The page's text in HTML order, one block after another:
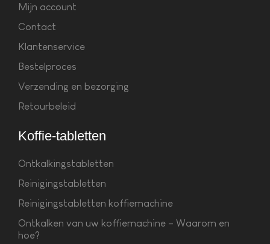
Mijn account
Contact
Klantenservice
Bestelproces
Verzending en bezorging
Retourbeleid
Koffie-tabletten
Ontkalkingstabletten
Reinigingstabletten
Reinigingstabletten koffiemachine
Ontkalken van uw koffiemachine – Waarom en
hoe?